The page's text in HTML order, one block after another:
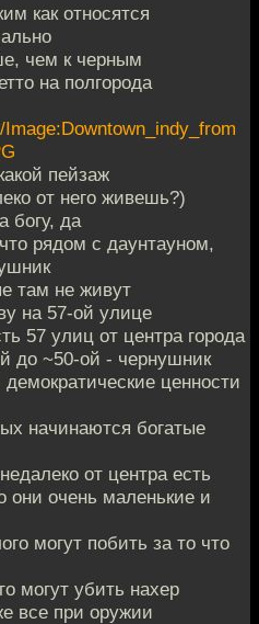
как относятся
чем к черным
на полгорода
пейзаж
от него живешь?)
богу, да
рядом с даунтауном,
там не живут
на 57-ой улице
57 улиц от центра города
до ~50-ой - чернушник
ценности
начинаются богатые
от центра есть
они очень маленькие и
могут побить за то что
могут убить нахер
все при оружии